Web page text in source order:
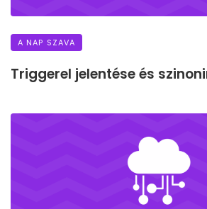
A NAP SZAVA
Triggerel jelentése és